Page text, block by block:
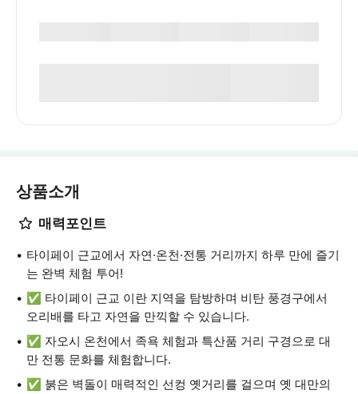
상품소개
매력포인트
타이페이 근교에서 자연·온천·전통 거리까지 하루 만에 즐기
는 완벽 체험 투어!
✅ 타이페이 근교 이란 지역을 탐방하며 비탄 풍경구에서
오리배를 타고 자연을 만끽할 수 있습니다.
✅ 자오시 온천에서 족욕 체험과 특산품 거리 구경으로 대
만 전통 문화를 체험합니다.
✅ 붉은 벽돌이 매력적인 선컹 옛거리를 걸으며 옛 대만의